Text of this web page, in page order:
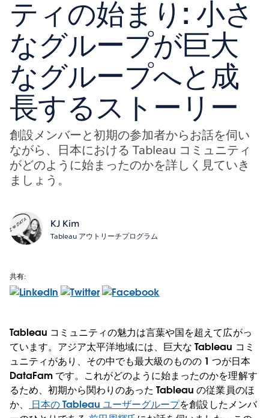
ティの始まり: 小さ
なグループが巨大
なグループへと成
長するストーリー
創設メンバーと初期の参加者からお話を伺い
ながら、日本における Tableau コミュニティ
がどのように始まったのかを詳しく見ていき
ましょう。
KJ Kim
Tableau アウトリーチプログラム
共有:
Tableau コミュニティの魅力は言葉や国を超えて広がっ
ています。アジア太平洋地域には、巨大な Tableau コミ
ュニティがあり、その中でも最大級のものの 1 つが日本
DataFam です。これがどのように始まったのかを理解す
るため、初期から関わりのあった Tableau の従業員のほ
か、
日本の Tableau ユーザーグループを創設したメンバ